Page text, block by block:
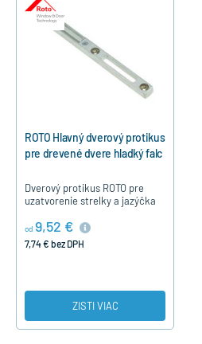
ROTO Hlavný dverový protikus
pre drevené dvere hladký falc
Dverový protikus ROTO pre
uzatvorenie strelky a jazýčka
dvere na 12mm medzeru medzi
rámom a krídlom . Protikus…
od 9,52 €
7,74 € bez DPH
ZISTI VIAC